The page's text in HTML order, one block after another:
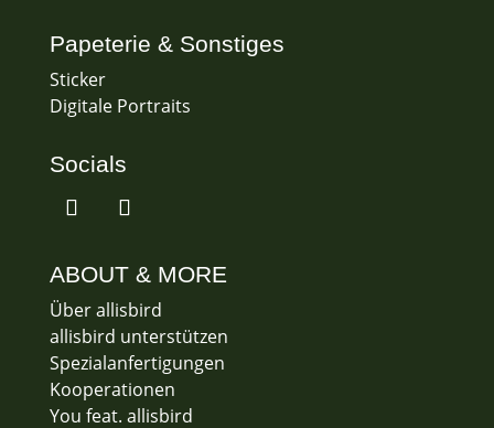
Papeterie & Sonstiges
Sticker
Digitale Portraits
Socials
ABOUT & MORE
Über allisbird
allisbird unterstützen
Spezialanfertigungen
Kooperationen
You feat. allisbird